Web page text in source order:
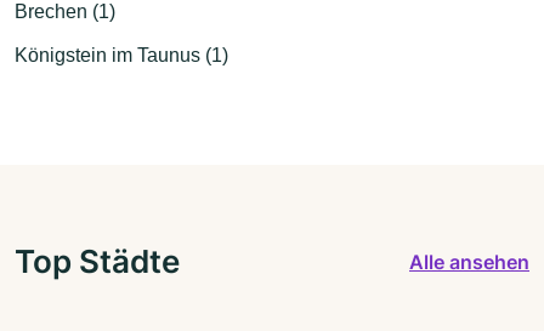
Brechen (1)
Königstein im Taunus (1)
Top Städte Alle ansehen